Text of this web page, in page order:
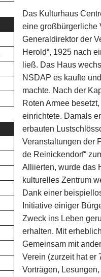
Das Kulturhaus
eine großbürgerliche
Generaldirektor der
Herold“, 1925 nach
ließ. Das Haus
NSDAP es kaufte
machte. Nach der
Roten Armee
einrichtete. Damals
erbauten
Veranstaltungen der
de Reinickendorf“
Alliierten, wurde das
kulturelles Zentrum
Dank einer
Initiative einiger
Zweck ins Leben
erhalten. Mit
Gemeinsam mit
Verein (zurzeit hat er
Vorträgen,